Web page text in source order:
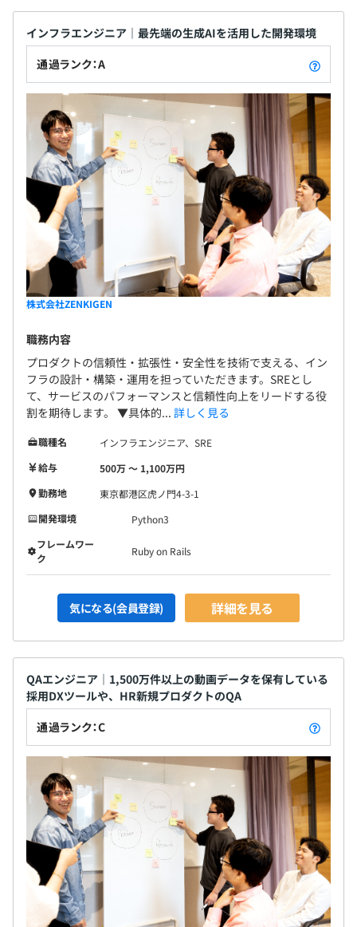
インフラエンジニア｜最先端の生成AIを活用した開発環境
通過ランク：A
株式会社ZENKIGEN
職務内容
プロダクトの信頼性・拡張性・安全性を技術で支える、イン
フラの設計・構築・運用を担っていただきます。SREとし
て、サービスのパフォーマンスと信頼性向上をリードする役
割を期待します。 ▼具体的... 詳しく見る
職種名
インフラエンジニア、SRE
給与
500万 〜 1,100万円
勤務地
東京都港区虎ノ門4-3-1
開発環境
Python3
フレームワー
ク
Ruby on Rails
気になる(会員登録) 詳細を見る
QAエンジニア｜1,500万件以上の動画データを保有している
採用DXツールや、HR新規プロダクトのQA
通過ランク：C